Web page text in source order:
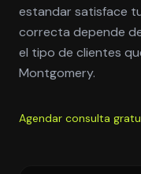
estandar satisface
correcta depende
el tipo de clientes
Montgomery.
Agendar consulta